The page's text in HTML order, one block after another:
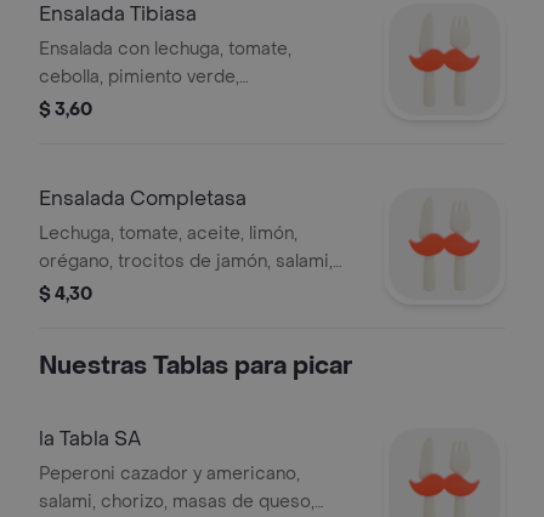
Ensalada Tibiasa
Ensalada con lechuga, tomate,
cebolla, pimiento verde,
champiñones, mozzarella y tocino,
$ 3,60
Ensalada Completasa
Lechuga, tomate, aceite, limón,
orégano, trocitos de jamón, salami,
pepperoni, mozzarella, aceitunas y
$ 4,30
Nuestras Tablas para picar
la Tabla SA
Peperoni cazador y americano,
salami, chorizo, masas de queso,